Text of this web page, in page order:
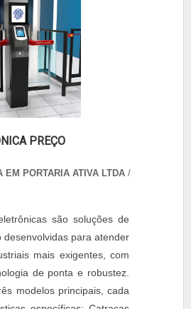
PREÇO
EM PORTARIA ATIVA LTDA /
são soluções de
desenvolvidas para atender
mais exigentes, com
de ponta e robustez.
modelos principais, cada